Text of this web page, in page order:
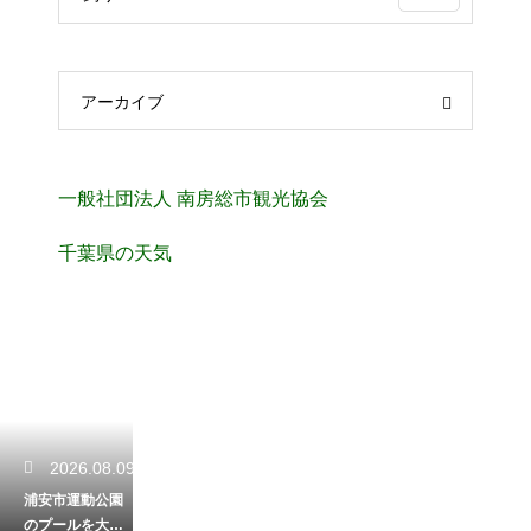
アーカイブ
一般社団法人 南房総市観光協会
千葉県の天気
2026.08.09
浦安市運動公園
のプールを大満